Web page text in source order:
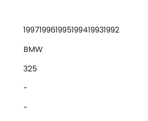
199719961995199419931992
BMW
325
-
-